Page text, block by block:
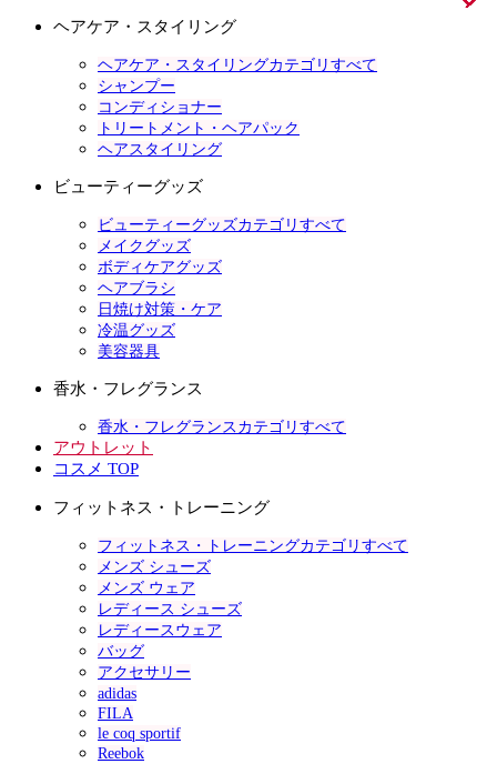
ヘアケア・スタイリング
ヘアケア・スタイリングカテゴリすべて
シャンプー
コンディショナー
トリートメント・ヘアパック
ヘアスタイリング
ビューティーグッズ
ビューティーグッズカテゴリすべて
メイクグッズ
ボディケアグッズ
ヘアブラシ
日焼け対策・ケア
冷温グッズ
美容器具
香水・フレグランス
香水・フレグランスカテゴリすべて
アウトレット
コスメ TOP
フィットネス・トレーニング
フィットネス・トレーニングカテゴリすべて
メンズ シューズ
メンズ ウェア
レディース シューズ
レディースウェア
バッグ
アクセサリー
adidas
FILA
le coq sportif
Reebok